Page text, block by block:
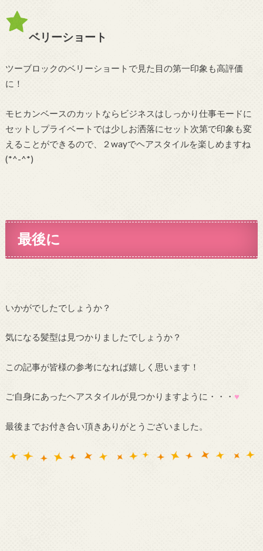
ベリーショート
ツーブロックのベリーショートで見た目の第一印象も高評価
に！
モヒカンベースのカットならビジネスはしっかり仕事モードに
セットしプライベートでは少しお洒落にセット次第で印象も変
えることができるので、２wayでヘアスタイルを楽しめますね
(*^-^*)
最後に
いかがでしたでしょうか？
気になる髪型は見つかりましたでしょうか？
この記事が皆様の参考になれば嬉しく思います！
ご自身にあったヘアスタイルが見つかりますように・・・ ♥
最後までお付き合い頂きありがとうございました。